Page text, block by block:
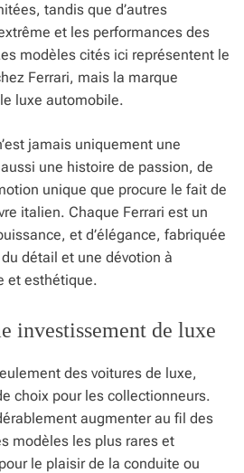
tandis que d’autres
et les performances des
modèles cités ici représentent le
Ferrari, mais la marque
luxe automobile.
jamais uniquement une
une histoire de passion, de
unique que procure le fait de
italien. Chaque Ferrari est un
et d’élégance, fabriquée
détail et une dévotion à
et esthétique.
investissement de luxe
des voitures de luxe,
choix pour les collectionneurs.
augmenter au fil des
modèles les plus rares et
le plaisir de la conduite ou